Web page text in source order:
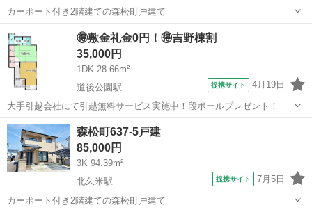
カーポート付き2階建ての森松町戸建て
北久米駅 一戸建て
🉐敷金礼金0円！🉐吉野棟割
35,000円
1DK 28.66m²
道後公園駅
提携サイト 4月19日
大手引越会社にて引越無料サービス実施中！段ボールプレゼント！
愛媛 松山市 道後公園駅 一戸建て
森松町637-5戸建
85,000円
3K 94.39m²
北久米駅
提携サイト 7月5日
カーポート付き2階建ての森松町戸建て